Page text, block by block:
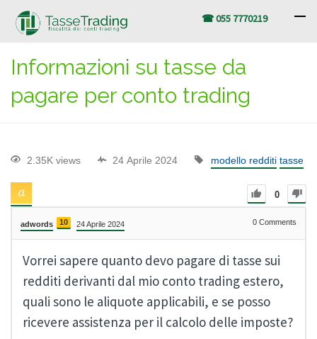
☎ 055 7770219
Informazioni su tasse da
pagare per conto trading
2.35K views 24 Aprile 2024 modello redditi tasse
0
adwords 10 24 Aprile 2024 0 Comments
Vorrei sapere quanto devo pagare di tasse sui
redditi derivanti dal mio conto trading estero,
quali sono le aliquote applicabili, e se posso
ricevere assistenza per il calcolo delle imposte?